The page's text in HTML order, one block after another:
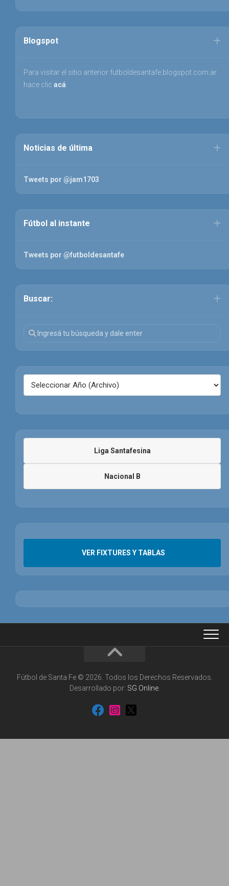
Blogspot
Para visitar el sitio anterior futboldesantafe.blogspot.com.ar
hace clic acá
Noticias de última
Tweets por @jam1703
Fútbol al instante
Tweets por @futboldesantafe
Buscar:
Liga Santafesina
Nacional B
VER FIXTURES Y TABLAS
Fútbol de Santa Fe © 2026. Todos los Derechos Reservados.
Desarrollado por: SG Online.